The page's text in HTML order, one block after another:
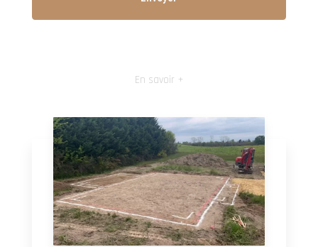
En savoir +